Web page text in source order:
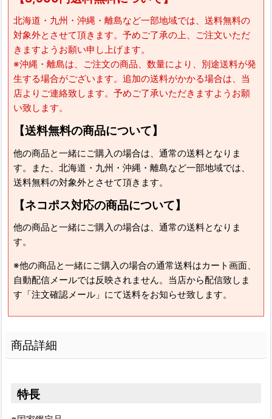
北海道・九州・沖縄・離島など一部地域では、送料無料の
対象外とさせて頂きます。予めご了承の上、ご注文いただ
きますようお願い申し上げます。
※沖縄・離島は、ご注文の商品、数量により、別途送料が発
生する場合がございます。追加の送料がかかる場合は、当
店よりご連絡致します。予めご了承いただきますようお願
い致します。
【送料無料の商品について】
他の商品と一緒にご購入の場合は、通常の送料となりま
す。また、北海道・九州・沖縄・離島など一部地域では、
送料無料の対象外とさせて頂きます。
【ネコポス対応の商品について】
他の商品と一緒にご購入の場合は、通常の送料となりま
す。
※他の商品と一緒にご購入の場合の通常送料はカート画面、
自動配信メールでは反映されません。当店から配信致しま
す「注文確認メール」にて送料をお知らせ致します。
商品詳細
特長